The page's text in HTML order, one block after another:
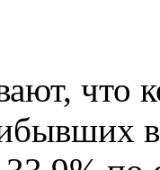
что
в